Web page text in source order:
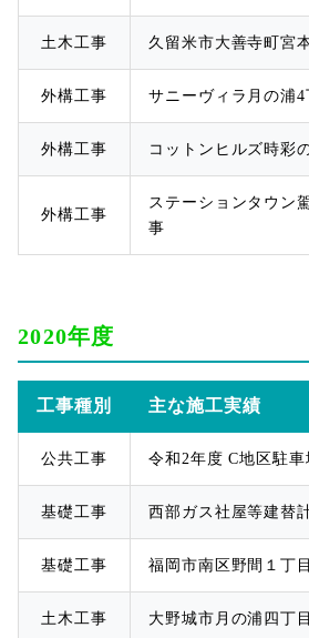
土木工事 久留米市大善寺町宮
外構工事 サニーヴィラ月の浦
外構工事 コットンヒルズ時彩
外構工事
ステーションタウン
事
2020年度
工事種別 主な施工実績
公共工事 令和2年度 C地区駐
基礎工事 西部ガス社屋等建替
基礎工事 福岡市南区野間１丁
土木工事 大野城市月の浦四丁